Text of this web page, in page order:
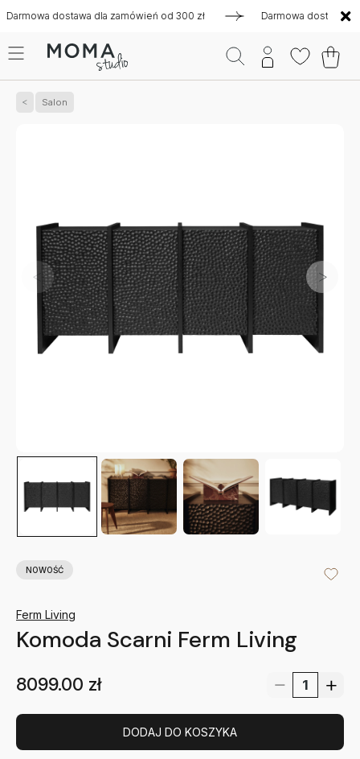
dostawa dla zamówień od 300 zł Darmowa dostawa dla
Salon
NOWOŚĆ
Ferm Living
Komoda Scarni Ferm Living
8099.00 zł
DODAJ DO KOSZYKA